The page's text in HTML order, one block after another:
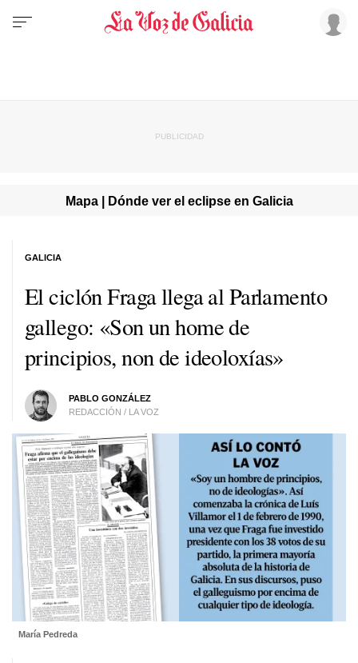
Mapa | Dónde ver el eclipse en Galicia
El ciclón Fraga llega al Parlamento
gallego: «Son un home de
principios, non de ideoloxías»
PABLO GONZÁLEZ
REDACCIÓN / LA VOZ
GALICIA
María Pedreda